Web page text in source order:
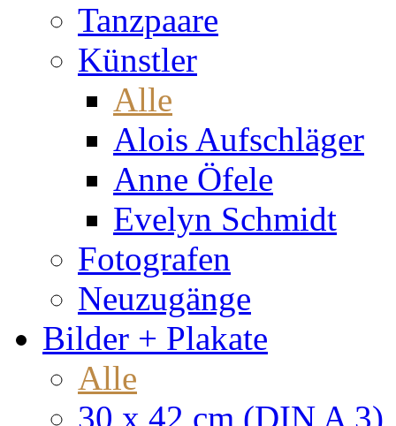
Tanzpaare
Künstler
Alle
Alois Aufschläger
Anne Öfele
Evelyn Schmidt
Fotografen
Neuzugänge
Bilder + Plakate
Alle
30 x 42 cm (DIN A 3)